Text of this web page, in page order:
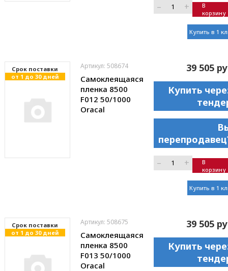
– +
В
корзину
Купить в 1
Cрок поставки
от 1 до 30 дней
Артикул: 508674
Самоклеящаяся
пленка 8500
F012 50/1000
Oracal
39 505
Купить
– +
В
корзину
Купить в 1
Cрок поставки
от 1 до 30 дней
Артикул: 508675
Самоклеящаяся
пленка 8500
F013 50/1000
Oracal
39 505
Купить